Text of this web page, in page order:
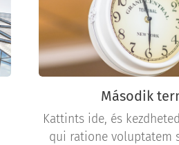
Második
Kattints ide, és
qui ratione voluptatem